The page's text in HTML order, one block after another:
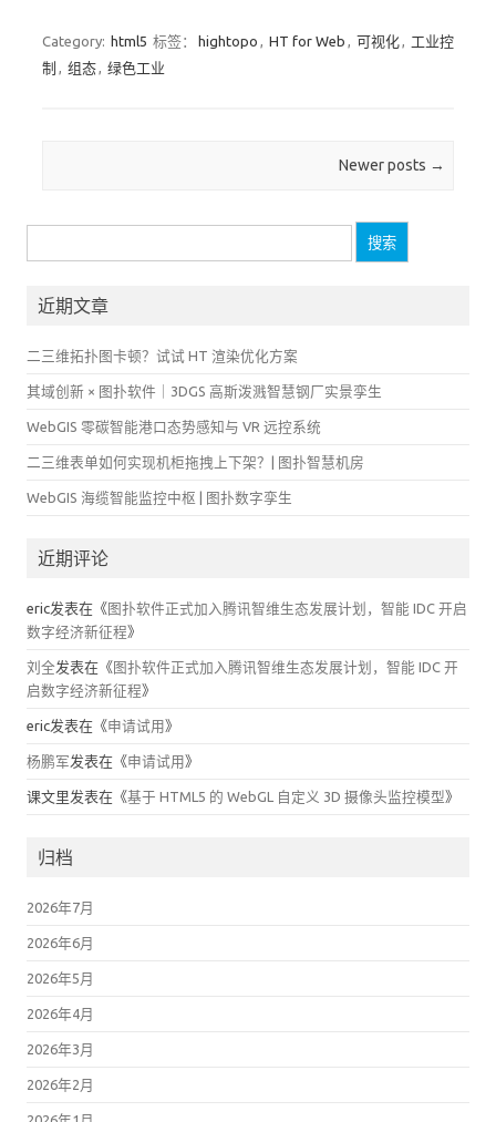
二三维拓扑图卡顿？试试 HT 渲染优化方案
近期评论
eric发表在《图扑软件正式加入腾讯智维生态发展计划，智能 IDC 开启
刘全发表在《图扑软件正式加入腾讯智维生态发展计划，智能 IDC 开
启数字经济新征程
eric发表在《申请试用》
归档
2026年7月